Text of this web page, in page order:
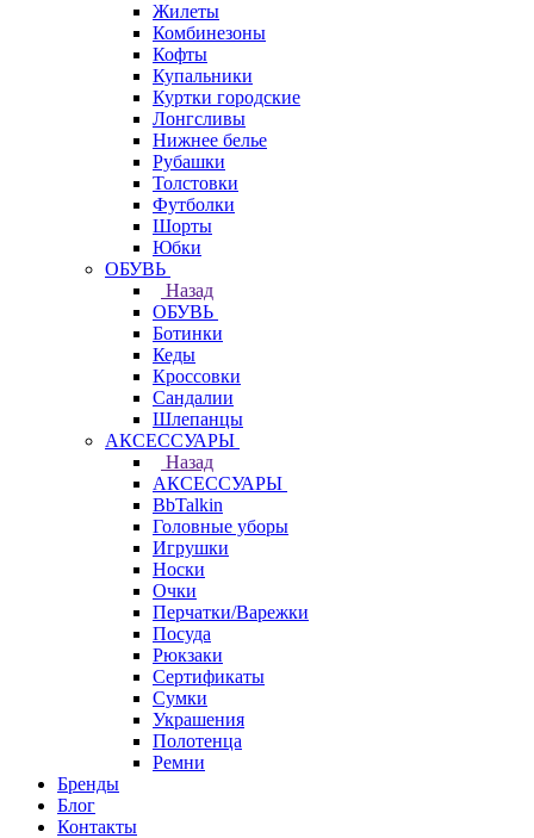
Жилеты
Комбинезоны
Кофты
Купальники
Куртки городские
Лонгсливы
Нижнее белье
Рубашки
Толстовки
Футболки
Шорты
Юбки
ОБУВЬ
Назад
ОБУВЬ
Ботинки
Кеды
Кроссовки
Сандалии
Шлепанцы
АКСЕССУАРЫ
Назад
АКСЕССУАРЫ
BbTalkin
Головные уборы
Игрушки
Носки
Очки
Перчатки/Варежки
Посуда
Рюкзаки
Сертификаты
Сумки
Украшения
Полотенца
Ремни
Бренды
Блог
Контакты